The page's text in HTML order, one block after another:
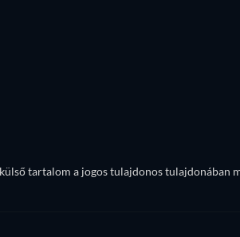
tartalom a jogos tulajdonos tulajdonában